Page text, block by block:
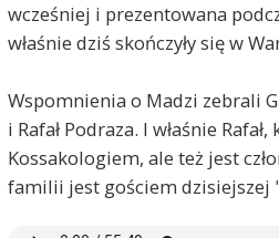
wcześniej i prezentowana
właśnie dziś skończyły się w
Wspomnienia o Madzi zebrali
i Rafał Podraza. I właśnie
Kossakologiem, ale też jest
familii jest gościem dzisiejszej